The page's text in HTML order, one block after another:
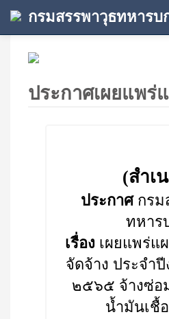
กรมสรรพาวุธทหารบ
ประกาศเผยแพร่
(สำเ
ประกาศกรม
ทหาร
เรื่อง เผยแพร่แ
จัดจ้าง ประจำ
๒๕๖๕ จ้างซ่อ
น้ำมันเชื้